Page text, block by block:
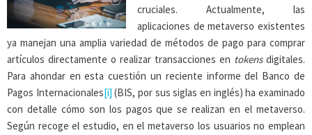
cruciales. Actualmente, las
aplicaciones de metaverso existentes
ya manejan una amplia variedad de métodos de pago para comprar
artículos directamente o realizar transacciones en tokens digitales.
Para ahondar en esta cuestión un reciente informe del Banco de
Pagos Internacionales[i] (BIS, por sus siglas en inglés) ha examinado
con detalle cómo son los pagos que se realizan en el metaverso.
Según recoge el estudio, en el metaverso los usuarios no emplean